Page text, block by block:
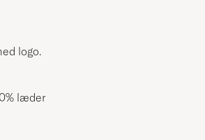
logo.
læder